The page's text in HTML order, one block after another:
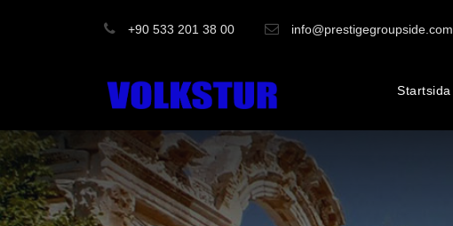
+90 533 201 38 00 info@prestigegroupside.com
Startsida